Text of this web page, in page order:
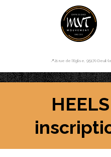
📍21 rue de l'Eglise, 95170 Deuil-
HEELS